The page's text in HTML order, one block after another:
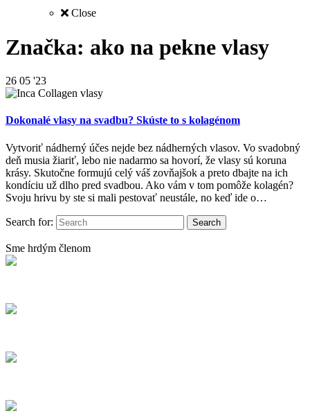
Close
Značka: ako na pekne vlasy
26 05 '23
Dokonalé vlasy na svadbu? Skúste to s kolagénom
Vytvoriť nádherný účes nejde bez nádherných vlasov. Vo svadobný
deň musia žiariť, lebo nie nadarmo sa hovorí, že vlasy sú koruna
krásy. Skutočne formujú celý váš zovňajšok a preto dbajte na ich
kondíciu už dlho pred svadbou. Ako vám v tom pomôže kolagén?
Svoju hrivu by ste si mali pestovať neustále, no keď ide o…
Search for:
Sme hrdým členom